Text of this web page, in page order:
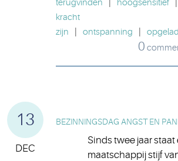
terugvinden hoogsensitief
kracht
zijn
ontspanning
0
13
DEC
BEZINNINGSDAG ANGST EN
Sinds twee jaar staat
maatschappij stijf